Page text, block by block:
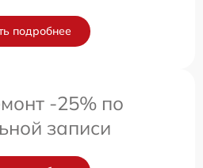
подробнее
-25% по
записи